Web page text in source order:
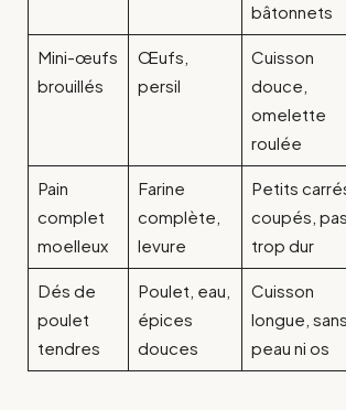
bâtonnets
Mini-œufs
brouillés
Œufs,
persil
Cuisson
douce,
omelette
roulée
Pain
complet
moelleux
Farine
complète,
levure
Petits
coupés, pas
trop dur
Dés de
poulet
tendres
Poulet, eau,
épices
douces
Cuisson
longue, sans
peau ni os